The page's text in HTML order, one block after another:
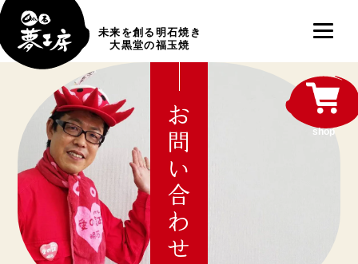
未来を創る明石焼き
大黒堂の福玉焼
お問い合わせ shop